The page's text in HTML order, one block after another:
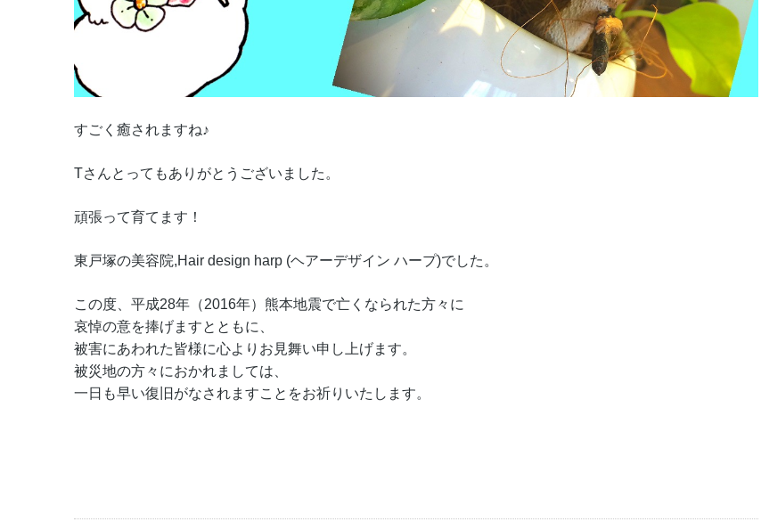
すごく癒されますね♪
Tさんとってもありがとうございました。
頑張って育てます！
東戸塚の美容院,Hair design harp (ヘアーデザイン ハープ)でした。
この度、平成28年（2016年）熊本地震で亡くなられた方々に
哀悼の意を捧げますとともに、
被害にあわれた皆様に心よりお見舞い申し上げます。
被災地の方々におかれましては、
一日も早い復旧がなされますことをお祈りいたします。